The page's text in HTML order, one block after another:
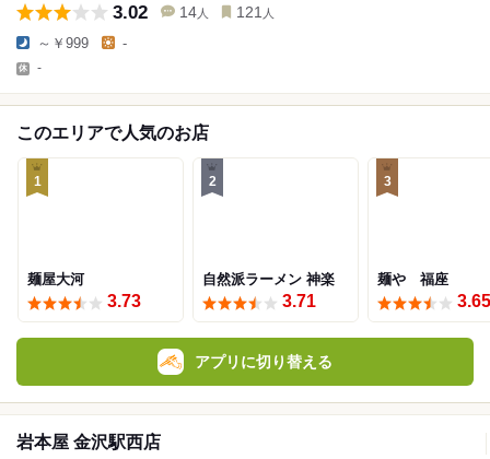
3.02 14 人 121 人
～￥999 -
-
このエリアで人気のお店
1
麺屋大河
3.73
2
自然派ラーメン 神楽
3.71
3
麺や 福座
3.65
アプリに切り替える
岩本屋 金沢駅西店